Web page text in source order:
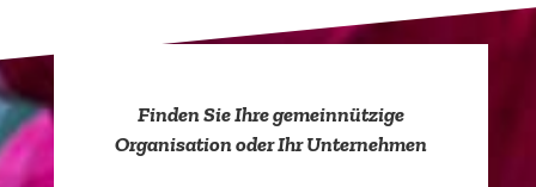
Finden Sie Ihre gemein­nützige
Organi­sation oder Ihr Unternehmen